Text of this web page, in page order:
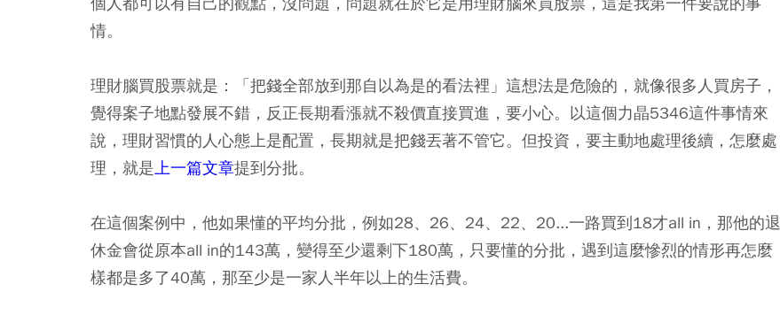
情。
理財腦買股票就是：「把錢全部放到那自以為是的看法裡」這想法是危險的，就像很多人買房子，
覺得案子地點發展不錯，反正長期看漲就不殺價直接買進，要小心。以這個力晶5346這件事情來
說，理財習慣的人心態上是配置，長期就是把錢丟著不管它。但投資，要主動地處理後續，怎麼處
理，就是上一篇文章提到分批。
在這個案例中，他如果懂的平均分批，例如28、26、24、22、20...一路買到18才all in，那他的退
休金會從原本all in的143萬，變得至少還剩下180萬，只要懂的分批，遇到這麼慘烈的情形再怎麼
樣都是多了40萬，那至少是一家人半年以上的生活費。